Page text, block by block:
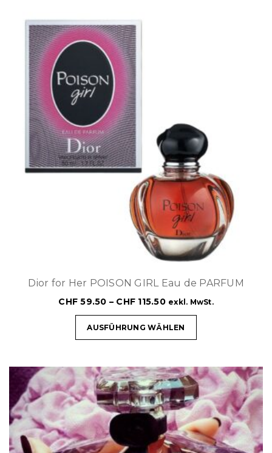
Dior for Her POISON GIRL Eau de PARFUM
CHF 59.50 – CHF 115.50 exkl. MwSt.
AUSFÜHRUNG WÄHLEN